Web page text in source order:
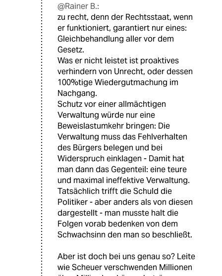
@Rainer B.:
zu recht, denn der Rechtsstaat, wenn
er funktioniert, garantiert nur eines:
Gleichbehandlung aller vor dem
Gesetz.
Was er nicht leistet ist proaktives
verhindern von Unrecht, oder dessen
100%tige Wiedergutmachung im
Nachgang.
Schutz vor einer allmächtigen
Verwaltung würde nur eine
Beweislastumkehr bringen: Die
Verwaltung muss das Fehlverhalten
des Bürgers belegen und bei
Widerspruch einklagen - Damit hat
man dann das Gegenteil: eine teure
und maximal ineffektive Verwaltung.
Tatsächlich trifft die Schuld die
Politiker - aber anders als von diesen
dargestellt - man musste halt die
Folgen vorab bedenken von dem
Schwachsinn den man so beschließt.
Aber ist doch bei uns genau so? Leite
wie Scheuer verschwenden Millionen